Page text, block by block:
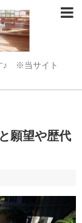
♪ ※当サイト
願望や歴代